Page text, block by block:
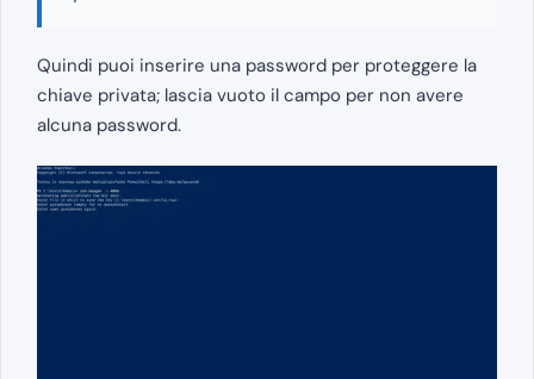
Quindi puoi inserire una password per proteggere la
chiave privata; lascia vuoto il campo per non avere
alcuna password.